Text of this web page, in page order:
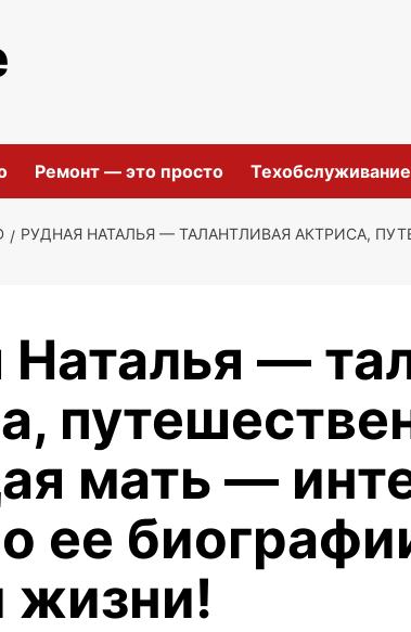
Ремонт — это просто
РУДНАЯ НАТАЛЬЯ — ТАЛАНТЛИВАЯ АКТРИСА,
Наталья —
мать —
ее
жизни!